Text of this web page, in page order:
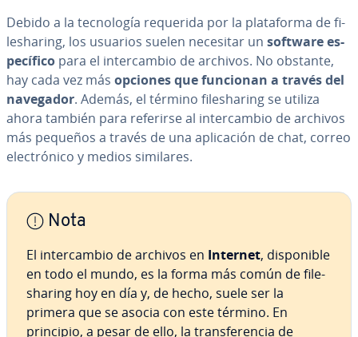
Debido a la te­c­no­lo­gía requerida por la pla­ta­fo­r­ma de fi­
le­sha­ri­ng, los usuarios suelen necesitar un software es­
pe­cí­fi­co para el in­te­r­ca­m­bio de archivos. No obstante,
hay cada vez más opciones que funcionan a través del
navegador. Además, el término fi­le­sha­ri­ng se utiliza
ahora también para referirse al in­te­r­ca­m­bio de archivos
más pequeños a través de una apli­ca­ción de chat, correo
ele­c­tró­ni­co y medios similares.
Nota
El in­te­r­ca­m­bio de archivos en Internet, di­s­po­ni­ble
en todo el mundo, es la forma más común de fi­le­
sha­ri­ng hoy en día y, de hecho, suele ser la
primera que se asocia con este término. En
principio, a pesar de ello, la tra­n­s­fe­re­n­cia de